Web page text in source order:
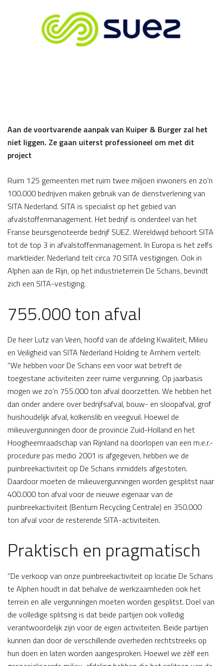
Aan de voortvarende aanpak van Kuiper & Burger zal het
niet liggen. Ze gaan uiterst professioneel om met dit
project
Ruim 125 gemeenten met ruim twee miljoen inwoners en zo’n
100.000 bedrijven maken gebruik van de dienstverlening van
SITA Nederland. SITA is specialist op het gebied van
afvalstoffenmanagement. Het bedrijf is onderdeel van het
Franse beursgenoteerde bedrijf SUEZ. Wereldwijd behoort SITA
tot de top 3 in afvalstoffenmanagement. In Europa is het zelfs
marktleider. Nederland telt circa 70 SITA vestigingen. Ook in
Alphen aan de Rijn, op het industrieterrein De Schans, bevindt
zich een SITA-vestiging.
755.000 ton afval
De heer Lutz van Veen, hoofd van de afdeling Kwaliteit, Milieu
en Veiligheid van SITA Nederland Holding te Arnhem vertelt:
“We hebben voor De Schans een voor wat betreft de
toegestane activiteiten zeer ruime vergunning. Op jaarbasis
mogen we zo’n 755.000 ton afval doorzetten. We hebben het
dan onder andere over bedrijfsafval, bouw- en sloopafval, grof
huishoudelijk afval, kolkenslib en veegvuil. Hoewel de
milieuvergunningen door de provincie Zuid-Holland en het
Hoogheemraadschap van Rijnland na doorlopen van een m.e.r.-
procedure pas medio 2001 is afgegeven, hebben we de
puinbreekactiviteit op De Schans inmiddels afgestoten.
Daardoor moeten de milieuvergunningen worden gesplitst naar
400.000 ton afval voor de nieuwe eigenaar van de
puinbreekactiviteit (Bentum Recycling Centrale) en 350.000
ton afval voor de resterende SITA-activiteiten.
Praktisch en pragmatisch
“De verkoop van onze puinbreekactiviteit op locatie De Schans
te Alphen houdt in dat behalve de werkzaamheden ook het
terrein en alle vergunningen moeten worden gesplitst. Doel van
die volledige splitsing is dat beide partijen ook volledig
verantwoordelijk zijn voor de eigen activiteiten. Beide partijen
kunnen dan door de verschillende overheden rechtstreeks op
hun doen en laten worden aangesproken. Hoewel we zèlf een